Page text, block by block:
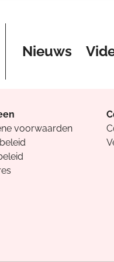
Nieuws
voorwaarden